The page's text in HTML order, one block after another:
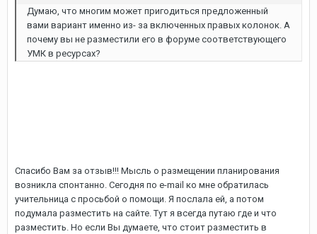
Думаю, что многим может пригодиться предложенный
вами вариант именно из- за включенных правых колонок. А
почему вы не разместили его в форуме соответствующего
УМК в ресурсах?
Спасибо Вам за отзыв!!! Мысль о размещении планирования
возникла спонтанно. Сегодня по e-mail ко мне обратилась
учительница с просьбой о помощи. Я послала ей, а потом
подумала разместить на сайте. Тут я всегда путаю где и что
разместить. Но если Вы думаете, что стоит разместить в